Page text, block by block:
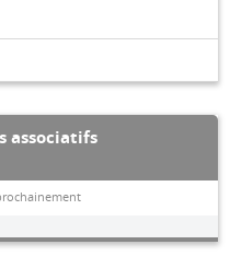
associatifs